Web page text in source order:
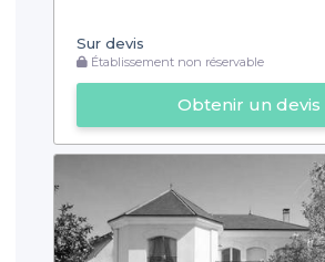
Sur devis
Établissement non réservable
Obtenir un devis